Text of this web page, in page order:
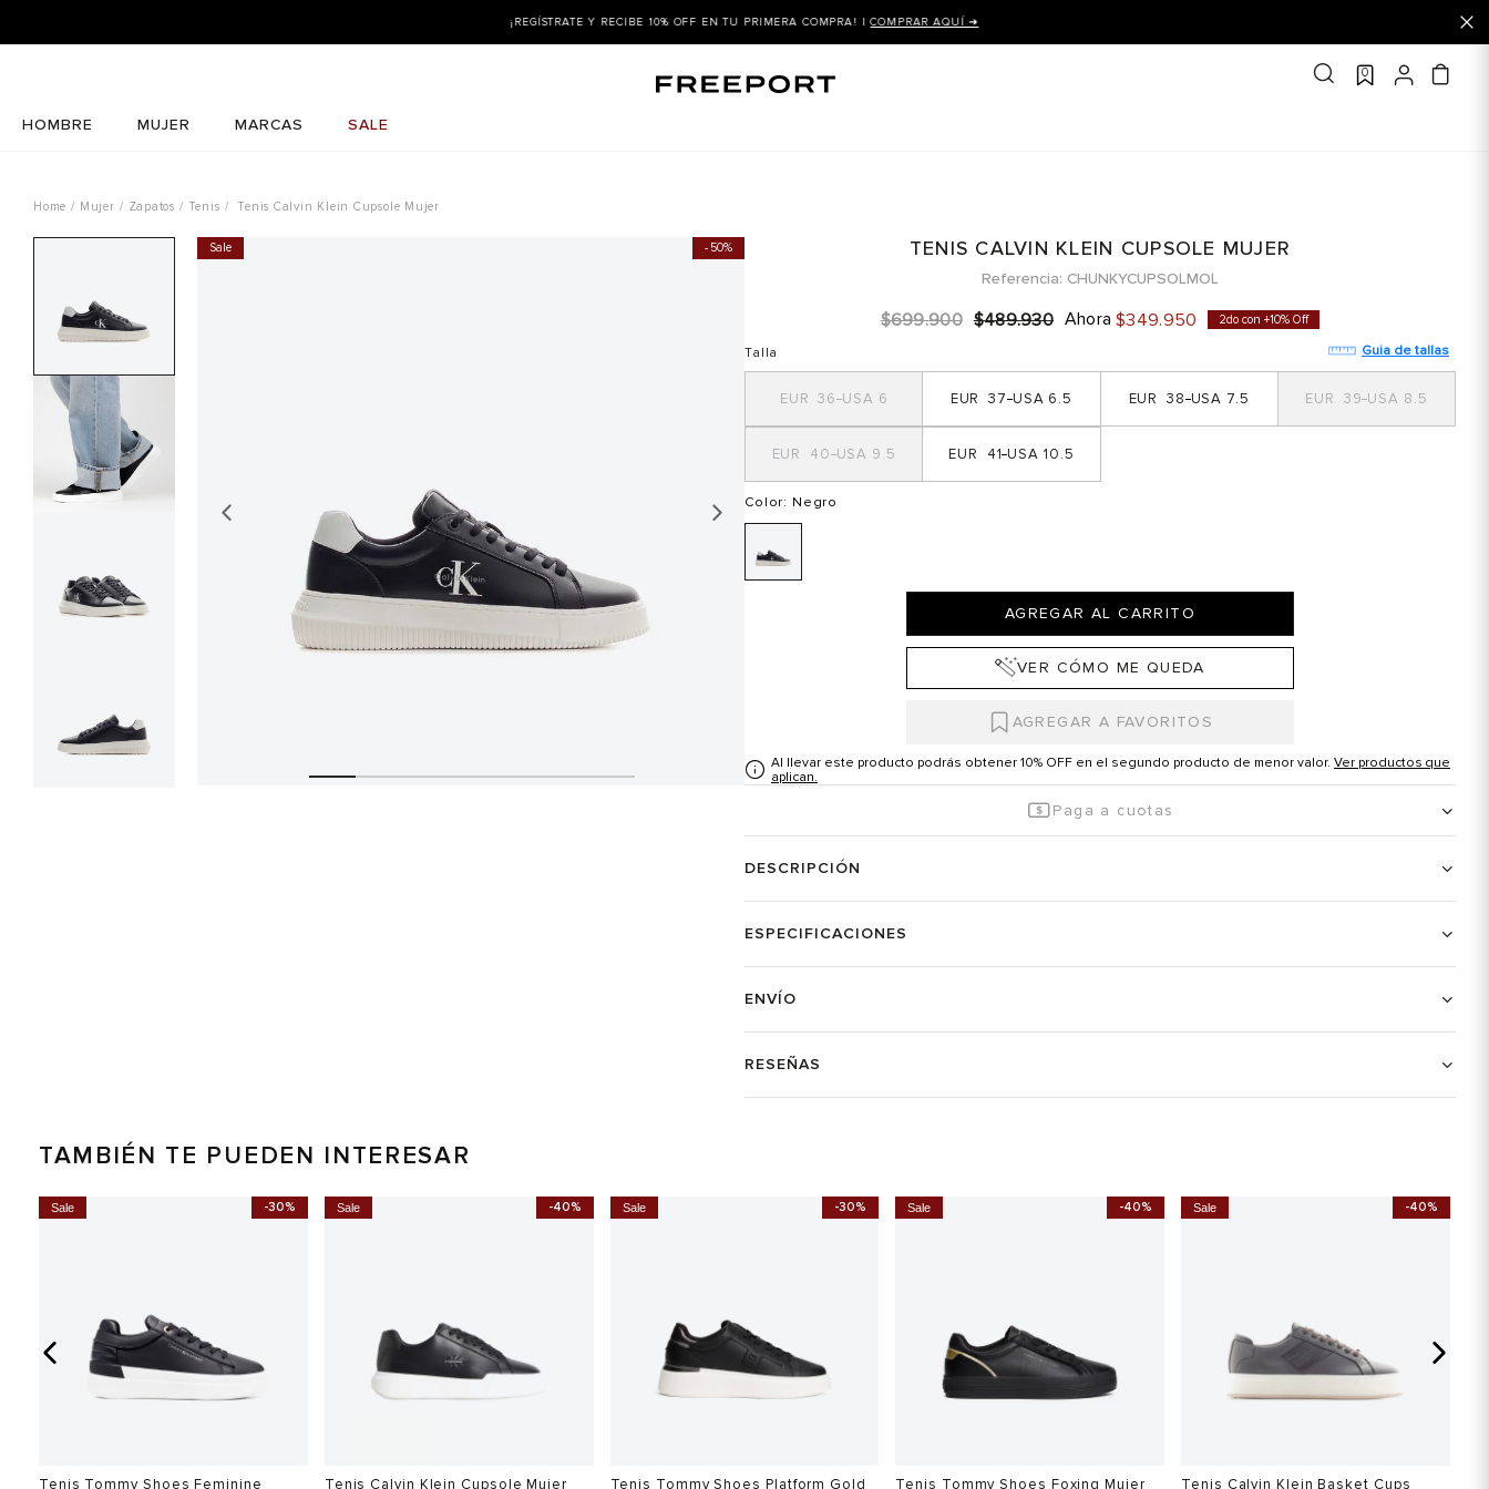
¡REGÍSTRATE Y RECIBE 10% OFF EN TU PRIMERA COMPRA! |COMPRAR AQUÍ ➜
0
HOMBRE MUJER MARCAS SALE
Mujer Zapatos Tenis Tenis Calvin Klein Cupsole Mujer
50%
Sale TENIS CALVIN KLEIN CUPSOLE MUJER
Referencia CHUNKYCUPSOLMOL
$699.900 $489.930 Ahora $349.950 2do con +10% Off
Talla Guia de tallas
6
36 6.5
37 7.5
38 8.5
39
9.5
40 10.5
41
Color: Negro
AGREGAR AL CARRITO
VER CÓMO ME QUEDA
Al llevar este producto podrás obtener 10% OFF en el segundo producto de menor valor. Ver productos que
aplican.
Paga a cuotas
DESCRIPCIÓN
ESPECIFICACIONES
ENVÍO
RESEÑAS
TAMBIÉN TE PUEDEN INTERESAR
-30%
Sale
Tenis Tommy Shoes Feminine
-40%
Sale
Tenis Calvin Klein Cupsole Mujer
-30%
Sale
Tenis Tommy Shoes Platform Gold
-40%
Sale
Tenis Tommy Shoes Foxing Mujer
-40%
Sale
Tenis Calvin Klein Basket Cups